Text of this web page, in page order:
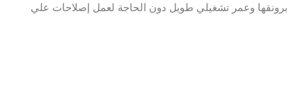
برونقها وعمر تشغيلي طويل دون الحاجة لعمل إصلاحات علي